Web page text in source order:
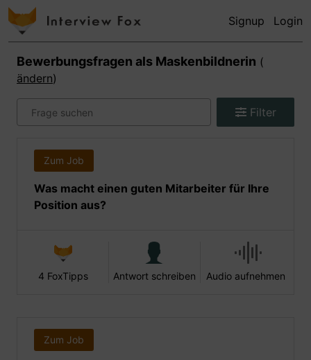
Signup Login
Bewerbungsfragen als Maskenbildnerin (
ändern)
Filter
Zum Job
Was macht einen guten Mitarbeiter für Ihre
Position aus?
4 FoxTipps Antwort schreiben Audio aufnehmen
Zum Job